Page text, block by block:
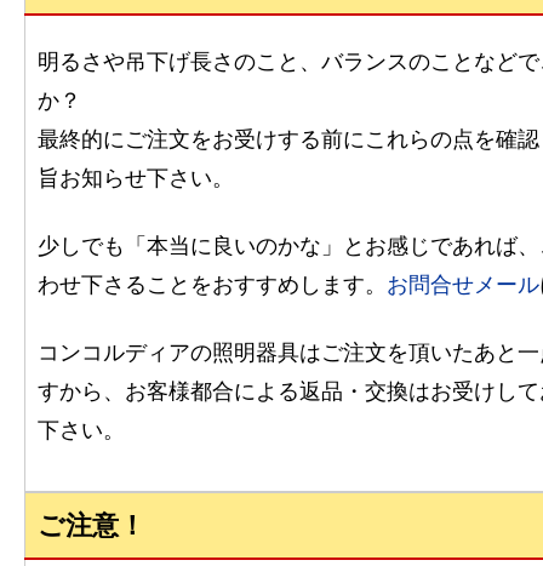
明るさや吊下げ長さのこと、バランスのことなど
か？
最終的にご注文をお受けする前にこれらの点を確
旨お知らせ下さい。
少しでも「本当に良いのかな」とお感じであれば
わせ下さることをおすすめします。 お問合せメール
コンコルディアの照明器具はご注文を頂いたあと
すから、お客様都合による返品・交換はお受けし
下さい。
ご注意！